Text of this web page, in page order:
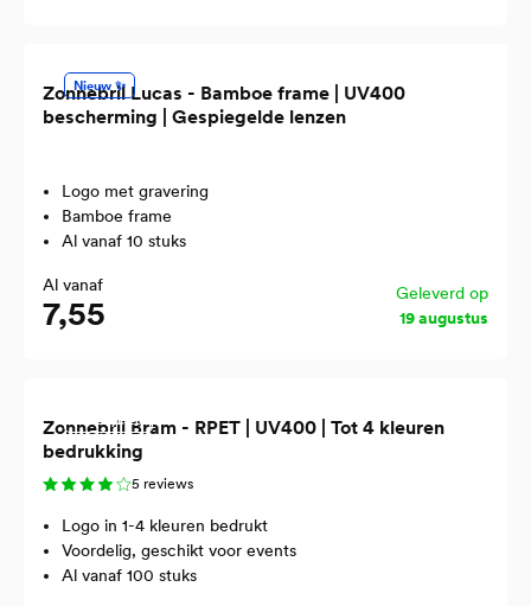
Nieuw ✨
Zonnebril Lucas - Bamboe frame | UV400
bescherming | Gespiegelde lenzen
Logo met gravering
Bamboe frame
Al vanaf 10 stuks
Al vanaf
7,55
Geleverd op
19 augustus
Gerecycled
Zonnebril Bram - RPET | UV400 | Tot 4 kleuren
bedrukking
5 reviews
Logo in 1-4 kleuren bedrukt
Voordelig, geschikt voor events
Al vanaf 100 stuks